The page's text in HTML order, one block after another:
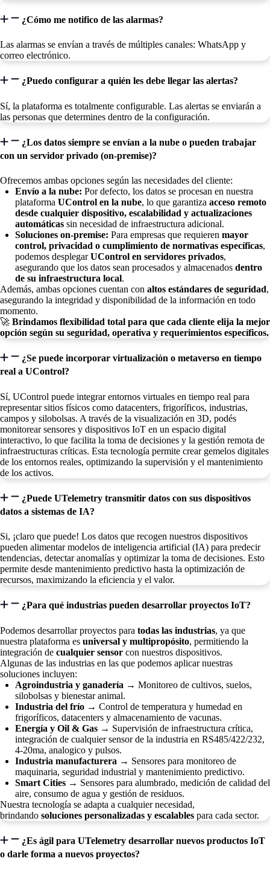
¿Cómo me notifico de las alarmas?
Las alarmas se envían a través de múltiples canales: WhatsApp y
correo electrónico.
¿Puedo configurar a quién les debe llegar las alertas?
Sí, la plataforma es totalmente configurable. Las alertas se enviarán a
las personas que determines dentro de la configuración.
¿Los datos siempre se envían a la nube o pueden trabajar
con un servidor privado (on-premise)?
Ofrecemos ambas opciones según las necesidades del cliente:
Envío a la nube: Por defecto, los datos se procesan en nuestra
plataforma UControl en la nube, lo que garantiza acceso remoto
desde cualquier dispositivo, escalabilidad y actualizaciones
automáticas sin necesidad de infraestructura adicional.
Soluciones on-premise: Para empresas que requieren mayor
control, privacidad o cumplimiento de normativas específicas,
podemos desplegarUControl en servidores privados,
asegurando que los datos sean procesados y almacenados dentro
de su infraestructura local.
Además, ambas opciones cuentan con altos estándares de seguridad,
asegurando la integridad y disponibilidad de la información en todo
momento.
🚀 Brindamos flexibilidad total para que cada cliente elija la mejor
opción según su seguridad, operativa y requerimientos específicos.
¿Se puede incorporar virtualización o metaverso en tiempo
real a UControl?
Sí, UControl puede integrar entornos virtuales en tiempo real para
representar sitios físicos como datacenters, frigoríficos, industrias,
campos y silobolsas. A través de la visualización en 3D, podés
monitorear sensores y dispositivos IoT en un espacio digital
interactivo, lo que facilita la toma de decisiones y la gestión remota de
infraestructuras críticas. Esta tecnología permite crear gemelos digitales
de los entornos reales, optimizando la supervisión y el mantenimiento
de los activos.
¿Puede UTelemetry transmitir datos con sus dispositivos
datos a sistemas de IA?
Si, ¡claro que puede! Los datos que recogen nuestros dispositivos
pueden alimentar modelos de inteligencia artificial (IA) para predecir
tendencias, detectar anomalías y optimizar la toma de decisiones. Esto
permite desde mantenimiento predictivo hasta la optimización de
recursos, maximizando la eficiencia y el valor.
¿Para qué industrias pueden desarrollar proyectos IoT?
Podemos desarrollar proyectos para todas las industrias, ya que
nuestra plataforma es universal y multipropósito, permitiendo la
integración de cualquier sensor con nuestros dispositivos.
Algunas de las industrias en las que podemos aplicar nuestras
soluciones incluyen:
Agroindustria y ganadería → Monitoreo de cultivos, suelos,
silobolsas y bienestar animal.
Industria del frío → Control de temperatura y humedad en
frigoríficos, datacenters y almacenamiento de vacunas.
Energía y Oil & Gas → Supervisión de infraestructura crítica,
integración de cualquier sensor de la industria en RS485/422/232,
4-20ma, analogico y pulsos.
Industria manufacturera → Sensores para monitoreo de
maquinaria, seguridad industrial y mantenimiento predictivo.
Smart Cities → Sensores para alumbrado, medición de calidad del
aire, consumo de agua y gestión de residuos.
Nuestra tecnología se adapta a cualquier necesidad,
brindando soluciones personalizadas y escalables para cada sector.
¿Es ágil para UTelemetry desarrollar nuevos productos IoT
o darle forma a nuevos proyectos?